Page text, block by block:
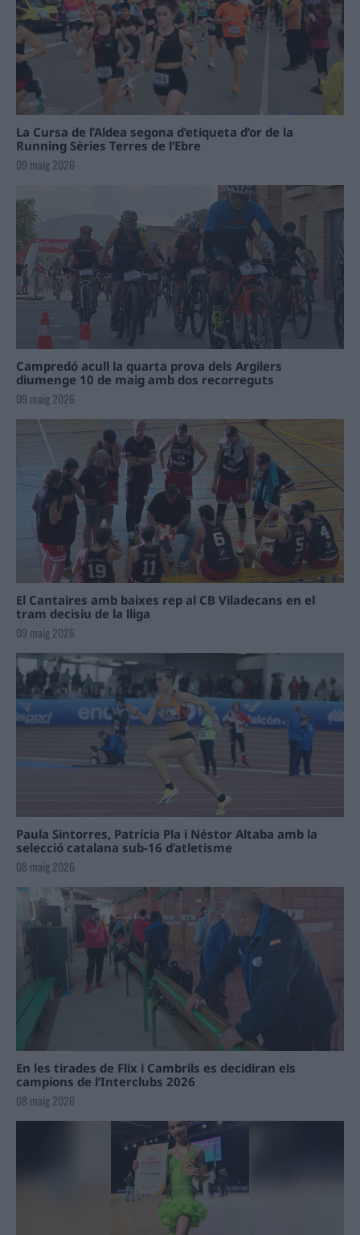
La Cursa de l’Aldea segona d’etiqueta d’or de la
Running Sèries Terres de l’Ebre
09 maig 2026
Campredó acull la quarta prova dels Argilers
diumenge 10 de maig amb dos recorreguts
09 maig 2026
El Cantaires amb baixes rep al CB Viladecans en el
tram decisiu de la lliga
09 maig 2026
Paula Sintorres, Patrícia Pla i Néstor Altaba amb la
selecció catalana sub-16 d’atletisme
08 maig 2026
En les tirades de Flix i Cambrils es decidiran els
campions de l’Interclubs 2026
08 maig 2026